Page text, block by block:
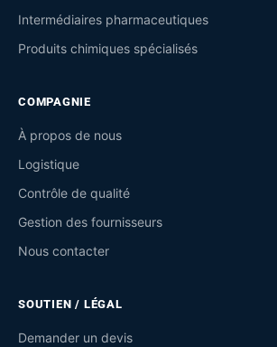
Intermédiaires pharmaceutiques
Produits chimiques spécialisés
COMPAGNIE
À propos de nous
Logistique
Contrôle de qualité
Gestion des fournisseurs
Nous contacter
SOUTIEN / LÉGAL
Demander un devis